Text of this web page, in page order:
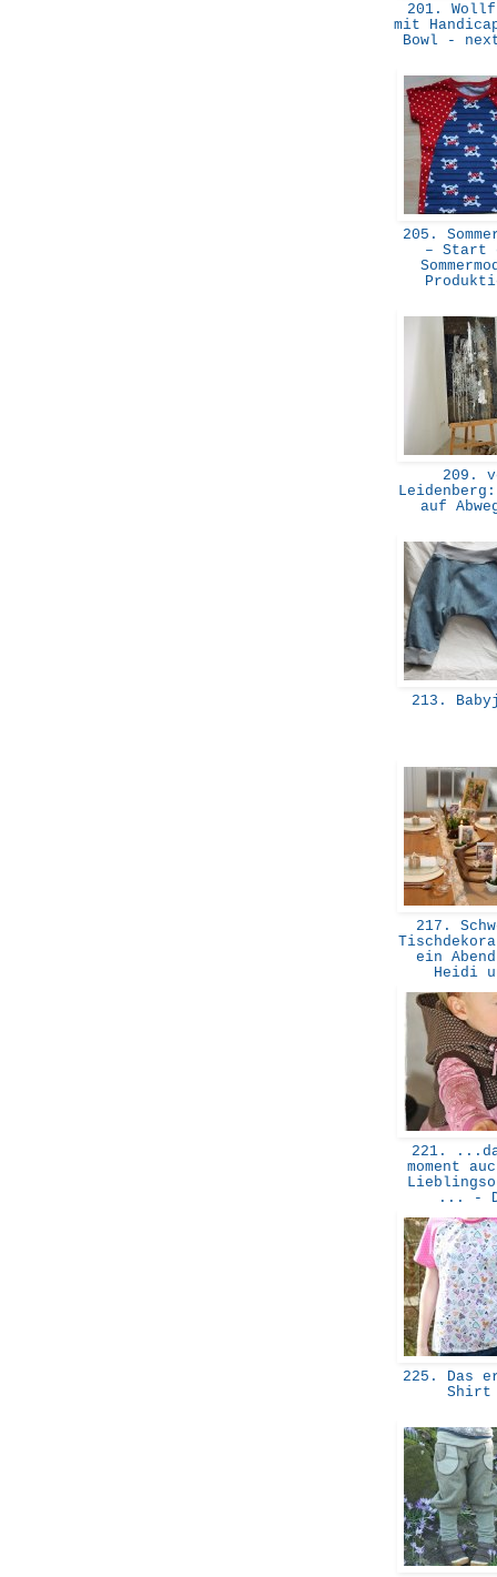
201.
mit
Bowl -
205.
– Start
209.
auf
213.
217.
ein
Heidi
221.
moment
... -
225. Das